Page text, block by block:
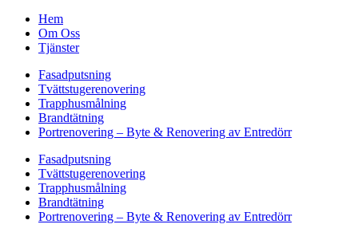
Hem
Om Oss
Tjänster
Fasadputsning
Tvättstugerenovering
Trapphusmålning
Brandtätning
Portrenovering – Byte & Renovering av Entredörr
Fasadputsning
Tvättstugerenovering
Trapphusmålning
Brandtätning
Portrenovering – Byte & Renovering av Entredörr